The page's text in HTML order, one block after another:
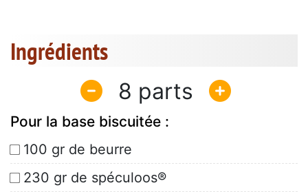
Ingrédients
8
Pour la base biscuitée :
100 gr de beurre
230 gr de spéculoos®